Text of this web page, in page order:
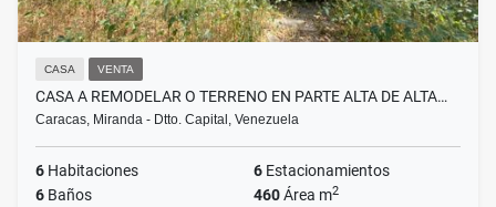
CASA VENTA
CASA A REMODELAR O TERRENO EN PARTE ALTA DE ALTA…
Caracas, Miranda - Dtto. Capital, Venezuela
6 Habitaciones 6 Estacionamientos
6 Baños 460Área m2